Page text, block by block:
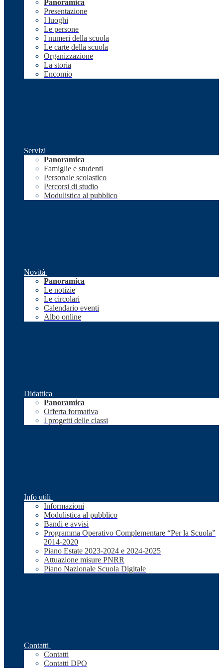
Panoramica
Presentazione
I luoghi
Le persone
I numeri della scuola
Le carte della scuola
Organizzazione
La storia
Encomio
Servizi
Panoramica
Famiglie e studenti
Personale scolastico
Percorsi di studio
Modulistica al pubblico
Novità
Panoramica
Le notizie
Le circolari
Calendario eventi
Albo online
Didattica
Panoramica
Offerta formativa
I progetti delle classi
Info utili
Informazioni
Modulistica al pubblico
Bandi e avvisi
Programma Operativo Complementare “Per la Scuola”
2014-2020
Piano Estate 2023-2024 e 2024-2025
Attuazione misure PNRR
Piano Nazionale Scuola Digitale
Contatti
Contatti
Contatti DPO